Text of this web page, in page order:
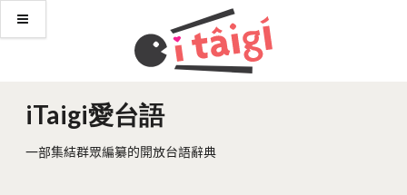
iTaigi愛台語
一部集結群眾編纂的開放台語辭典